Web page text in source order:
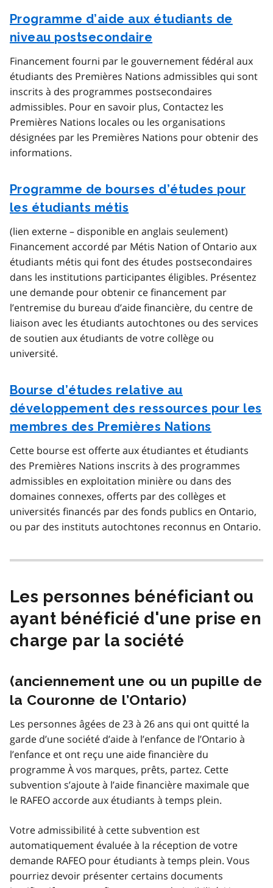
Programme d’aide aux étudiants de
niveau postsecondaire
Financement fourni par le gouvernement fédéral aux
étudiants des Premières Nations admissibles qui sont
inscrits à des programmes postsecondaires
admissibles. Pour en savoir plus, Contactez les
Premières Nations locales ou les organisations
désignées par les Premières Nations pour obtenir des
informations.
Programme de bourses d’études pour
les étudiants métis
(lien externe – disponible en anglais seulement)
Financement accordé par Métis Nation of Ontario aux
étudiants métis qui font des études postsecondaires
dans les institutions participantes éligibles. Présentez
une demande pour obtenir ce financement par
l’entremise du bureau d’aide financière, du centre de
liaison avec les étudiants autochtones ou des services
de soutien aux étudiants de votre collège ou
université.
Bourse d’études relative au
développement des ressources pour les
membres des Premières Nations
Cette bourse est offerte aux étudiantes et étudiants
des Premières Nations inscrits à des programmes
admissibles en exploitation minière ou dans des
domaines connexes, offerts par des collèges et
universités financés par des fonds publics en Ontario,
ou par des instituts autochtones reconnus en Ontario.
Les personnes bénéficiant ou
ayant bénéficié d'une prise en
charge par la société
(anciennement une ou un pupille de
la Couronne de l’Ontario)
Les personnes âgées de 23 à 26 ans qui ont quitté la
garde d’une société d’aide à l’enfance de l’Ontario à
l’enfance et ont reçu une aide financière du
programme À vos marques, prêts, partez. Cette
subvention s’ajoute à l’aide financière maximale que
le RAFEO accorde aux étudiants à temps plein.
Votre admissibilité à cette subvention est
automatiquement évaluée à la réception de votre
demande RAFEO pour étudiants à temps plein. Vous
pourriez devoir présenter certains documents